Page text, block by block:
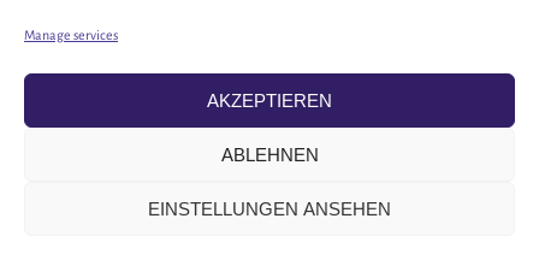
Manage services
AKZEPTIEREN
ABLEHNEN
EINSTELLUNGEN ANSEHEN
IMPRESSUM
COOKIE POLICY (EU)